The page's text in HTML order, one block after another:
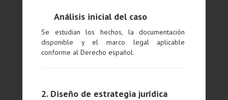
Análisis inicial del caso
Se estudian los hechos, la documentación
disponible y el marco legal aplicable
conforme al Derecho español.
2. Diseño de estrategia jurídica